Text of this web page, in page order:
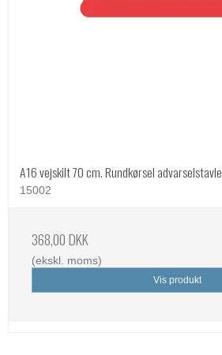
A16 vejskilt 70 cm. Rundkørsel advarselstavle
15002
368,00 DKK
(ekskl. moms)
Vis produkt